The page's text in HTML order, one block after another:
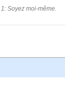
Soyez moi-même.